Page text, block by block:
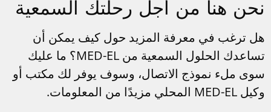
نحن هنا من أجل رحلتك السمعية
هل ترغب في معرفة المزيد حول كيف يمكن أن
تساعدك الحلول السمعية من MED-EL؟ ما عليك
سوى ملء نموذج الاتصال، وسوف يوفر لك مكتب أو
وكيل MED-EL المحلي مزيدًا من المعلومات.